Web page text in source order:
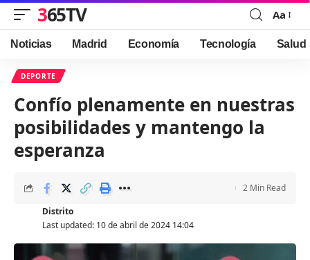
365TV
Font
Resizer
Aa
Noticias Madrid Economía Tecnología Salud
DEPORTE
Confío plenamente en nuestras
posibilidades y mantengo la
esperanza
Last updated: 10 de abril de 2024 14:04
Distrito
2 Min Read